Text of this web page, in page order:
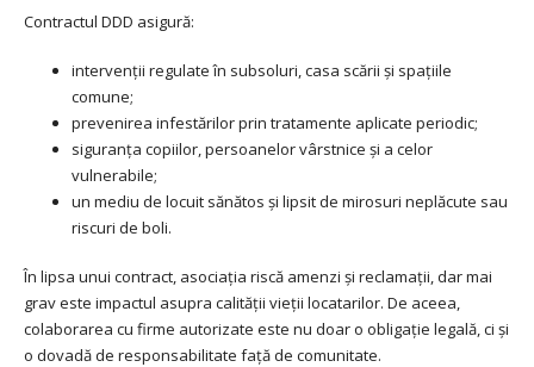
Contractul DDD asigură:
intervenții regulate în subsoluri, casa scării și spațiile
comune;
prevenirea infestărilor prin tratamente aplicate periodic;
siguranța copiilor, persoanelor vârstnice și a celor
vulnerabile;
un mediu de locuit sănătos și lipsit de mirosuri neplăcute sau
riscuri de boli.
În lipsa unui contract, asociația riscă amenzi și reclamații, dar mai
grav este impactul asupra calității vieții locatarilor. De aceea,
colaborarea cu firme autorizate este nu doar o obligație legală, ci și
o dovadă de responsabilitate față de comunitate.